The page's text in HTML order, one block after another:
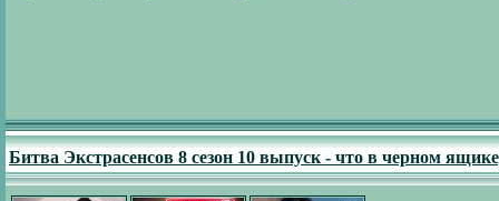
Битва Экстрасенсов 8 сезон 10 выпуск - что в черном